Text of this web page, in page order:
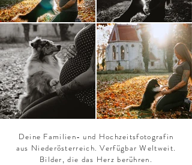
Deine Familien- und Hochzeitsfotografin
aus Niederösterreich. Verfügbar Weltweit.
Bilder, die das Herz berühren.